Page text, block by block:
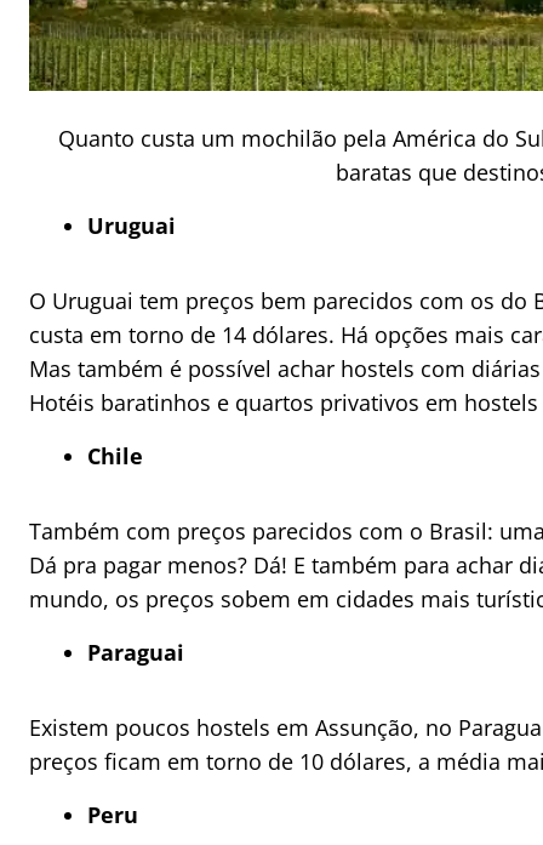
Quanto custa um mochilão pela América do
baratas que
Uruguai
O Uruguai tem preços bem parecidos com os
custa em torno de 14 dólares. Há opções mais
Mas também é possível achar hostels com
Hotéis baratinhos e quartos privativos em
Chile
Também com preços parecidos com o Brasil:
Dá pra pagar menos? Dá! E também para achar
mundo, os preços sobem em cidades mais
Paraguai
Existem poucos hostels em Assunção, no
preços ficam em torno de 10 dólares, a média
Peru